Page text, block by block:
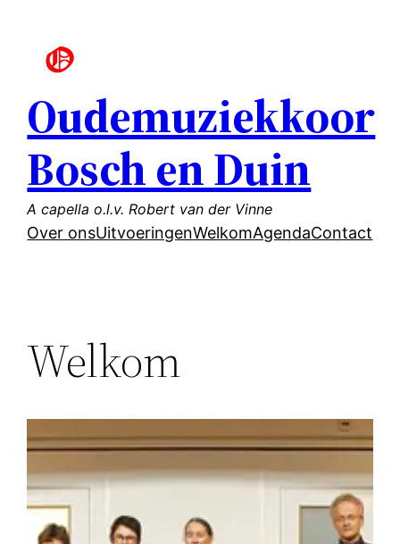
Oudemuziekkoor
Bosch en Duin
A capella o.l.v. Robert van der Vinne
Over onsUitvoeringenWelkomAgendaContact
Welkom